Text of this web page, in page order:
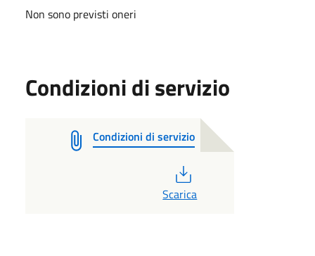
Non sono previsti oneri
Condizioni di servizio
Condizioni di servizio
Scarica